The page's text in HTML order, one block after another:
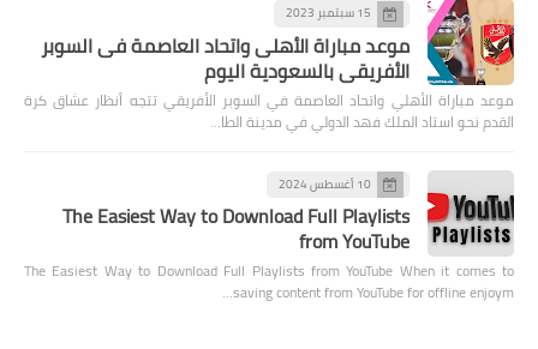
15 سبتمبر 2023
موعد مباراة الأهلى واتحاد العاصمة فى السوبر
الأفريقى بالسعودية اليوم
موعد مباراة الأهلي واتحاد العاصمة في السوبر الأفريقي تتجه أنظار عشاق كرة
القدم نحو استاد الملك فهد الدولي في مدينة الطا…
10 أغسطس 2024
The Easiest Way to Download Full Playlists
from YouTube
The Easiest Way to Download Full Playlists from YouTube When it comes to
saving content from YouTube for offline enjoym…